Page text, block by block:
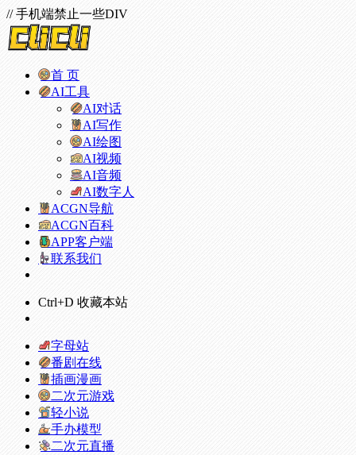
// 手机端禁止一些DIV
首 页
AI工具
AI对话
AI写作
AI绘图
AI视频
AI音频
AI数字人
ACGN导航
ACGN百科
APP客户端
联系我们
Ctrl+D 收藏本站
字母站
番剧在线
插画漫画
二次元游戏
轻小说
手办模型
二次元直播